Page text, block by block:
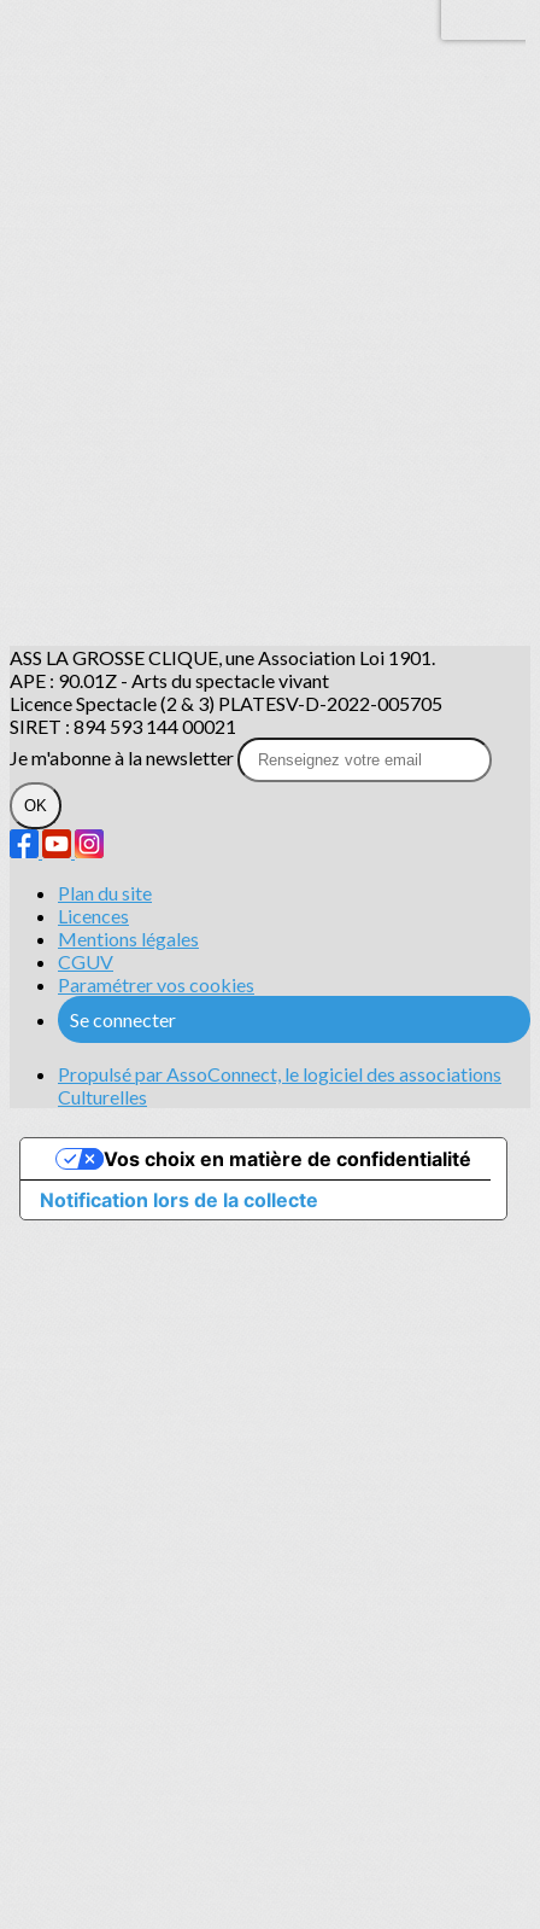
ASS LA GROSSE CLIQUE, une Association Loi 1901.
APE : 90.01Z - Arts du spectacle vivant
Licence Spectacle (2 & 3) PLATESV-D-2022-005705
SIRET : 894 593 144 00021
Je m'abonne à la newsletter
OK
Plan du site
Licences
Mentions légales
CGUV
Paramétrer vos cookies
Se connecter
Propulsé par AssoConnect, le logiciel des associations
Culturelles
Notification lors de la collecte
Vos choix en matière de confidentialité